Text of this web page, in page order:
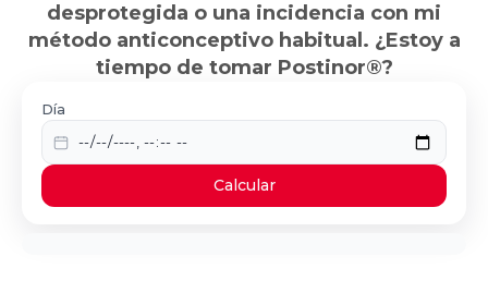
desprotegida o una incidencia con mi
método anticonceptivo habitual. ¿Estoy a
tiempo de tomar Postinor®?
Día
Calcular